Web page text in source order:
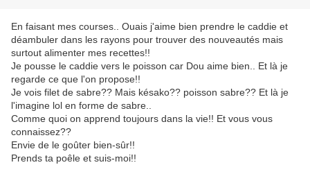
En faisant mes courses.. Ouais j'aime bien prendre le caddie et
déambuler dans les rayons pour trouver des nouveautés mais
surtout alimenter mes recettes!!
Je pousse le caddie vers le poisson car Dou aime bien.. Et là je
regarde ce que l'on propose!!
Je vois filet de sabre?? Mais késako?? poisson sabre?? Et là je
l'imagine lol en forme de sabre..
Comme quoi on apprend toujours dans la vie!! Et vous vous
connaissez??
Envie de le goûter bien-sûr!!
Prends ta poêle et suis-moi!!